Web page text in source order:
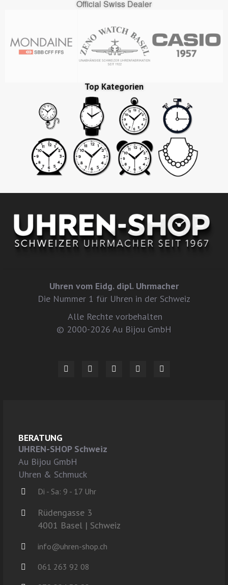
Official Swiss Dealer
Top Kategorien
Uhren vom Eidg. dipl. Uhrmacher
Die Nummer 1 für Uhren in der Schweiz
Alle Rechte vorbehalten
© 2000-2026 Au Bijou GmbH
BERATUNG
UHREN-SHOP Schweiz
Au Bijou GmbH
Uhren & Schmuck
Di - Sa: 9 - 17 Uhr
Rüdengasse 3
4001 Basel | Schweiz
info@uhren-shop.ch
061 263 92 08